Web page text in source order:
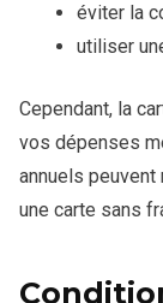
éviter la
utiliser
Cependant, la
vos dépenses
annuels peuvent
une carte sans